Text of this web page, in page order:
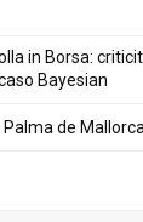
in Borsa:
Bayesian
de Mallorca